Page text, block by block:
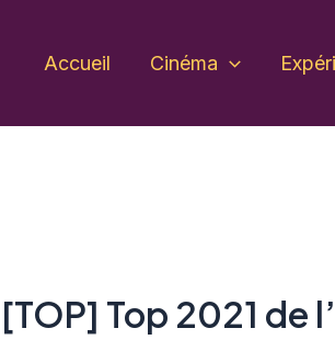
Accueil Cinéma
[TOP] Top 2021 de